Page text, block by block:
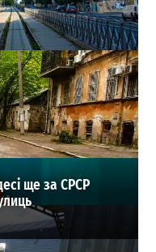
які
ще за СРСР